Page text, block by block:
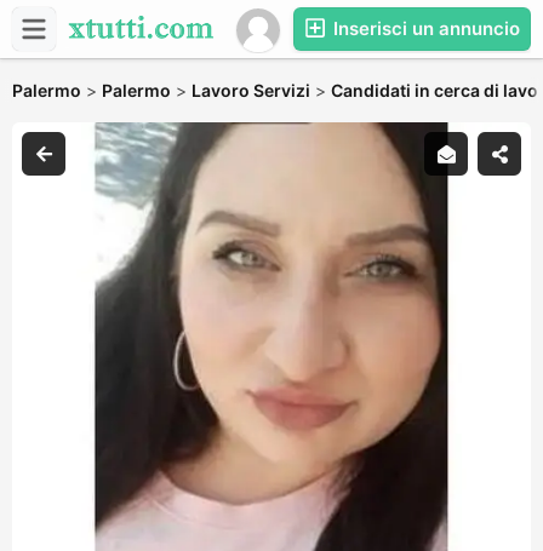
Inserisci un annuncio
Palermo > Palermo > Lavoro Servizi > Candidati in cerca di